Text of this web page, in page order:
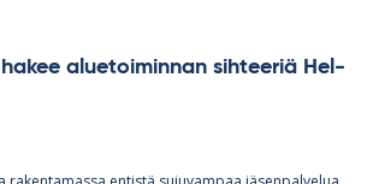
alue­toi­min­nan sih­tee­riä Hel­